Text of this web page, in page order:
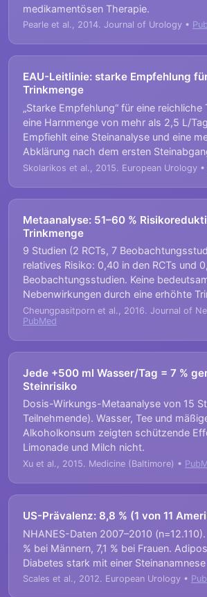
medikamentösen Therapie.
Pearle et al., 2014. Journal of Urology •
EAU-Leitlinie: starke Empfehlung
Trinkmenge
„Starke Empfehlung“ für eine reichliche
eine Harnmenge von mehr als 2,5 L/
Empfiehlt eine Steinanalyse und eine
Abklärung nach dem ersten
Skolarikos et al., 2015. European Urology •
Metaanalyse: 51–60 %
Trinkmenge
9 Studien (2 RCTs, 7
relatives Risiko: 0,40 in den RCTs und
Beobachtungsstudien. Keine
Nebenwirkungen durch eine erhöhte
Cheungpasitporn et al., 2016. Journal of
PubMed
Jede +500 ml Wasser/Tag = 7 %
Steinrisiko
Dosis-Wirkungs-Metaanalyse von 15
Teilnehmende). Wasser, Tee und
Alkoholkonsum zeigten schützende
Limonade und Milch nicht.
Xu et al., 2015. Medicine (Baltimore) •
US-Prävalenz: 8,8 % (1 von 11
NHANES-Daten 2007–2010
% bei Männern, 7,1 % bei Frauen.
Diabetes stark mit einer
Scales et al., 2012. European Urology •